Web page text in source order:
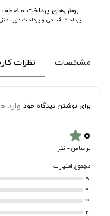
روش‌های پرداخت منعطف
پرداخت قسطی و پرداخت درب
مشخصات نظرات
برای نوشتن دیدگاه خود وارد
۰star
براساس 0 نفر
مجموع امتیازات
5
4
3
2